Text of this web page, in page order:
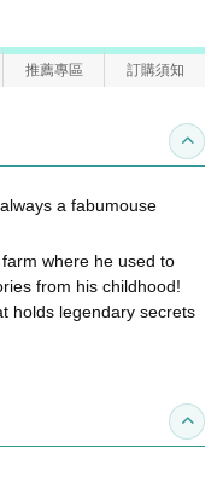
推薦專區 訂購須知
收合
a fabumouse
where he used to
from his childhood!
holds legendary secrets
收合